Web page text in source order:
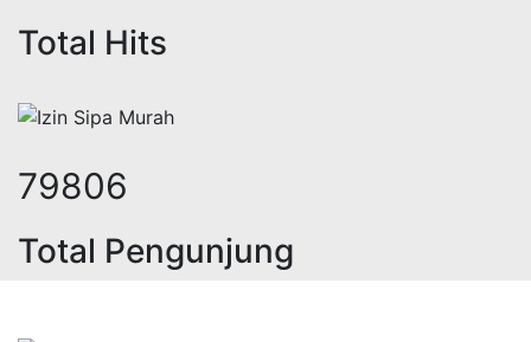
Total Hits
105891
Total Pengunjung